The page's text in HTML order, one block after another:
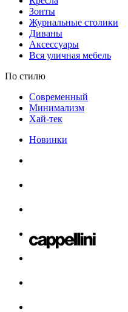
Зонты
Журнальные столики
Диваны
Аксессуары